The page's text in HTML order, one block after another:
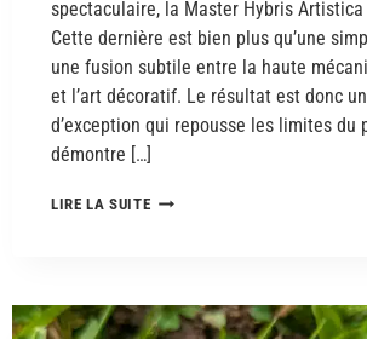
spectaculaire, la Master Hybris Artistica
Cette dernière est bien plus qu’une
une fusion subtile entre la haute
et l’art décoratif. Le résultat est donc
d’exception qui repousse les limites du
démontre […]
LIRE LA SUITE